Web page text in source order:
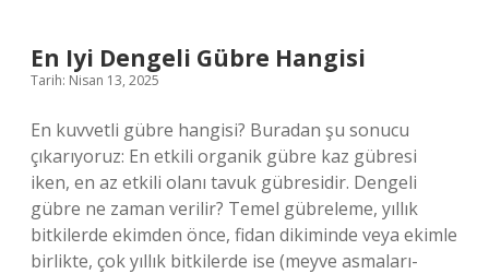
En Iyi Dengeli Gübre Hangisi
Tarih: Nisan 13, 2025
En kuvvetli gübre hangisi? Buradan şu sonucu
çıkarıyoruz: En etkili organik gübre kaz gübresi
iken, en az etkili olanı tavuk gübresidir. Dengeli
gübre ne zaman verilir? Temel gübreleme, yıllık
bitkilerde ekimden önce, fidan dikiminde veya ekimle
birlikte, çok yıllık bitkilerde ise (meyve asmaları-